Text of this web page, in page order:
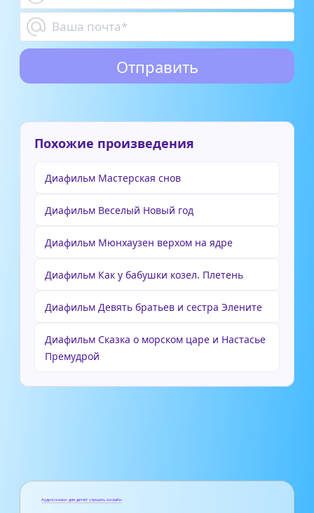
Похожие произведения
Диафильм Мастерская снов
Диафильм Веселый Новый год
Диафильм Мюнхаузен верхом на ядре
Диафильм Как у бабушки козел. Плетень
Диафильм Девять братьев и сестра Элените
Диафильм Сказка о морском царе и Настасье
Премудрой
Аудиосказки для детей слушать онлайн